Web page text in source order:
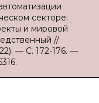
секторе:
и мировой
//
— С. 172-176. —